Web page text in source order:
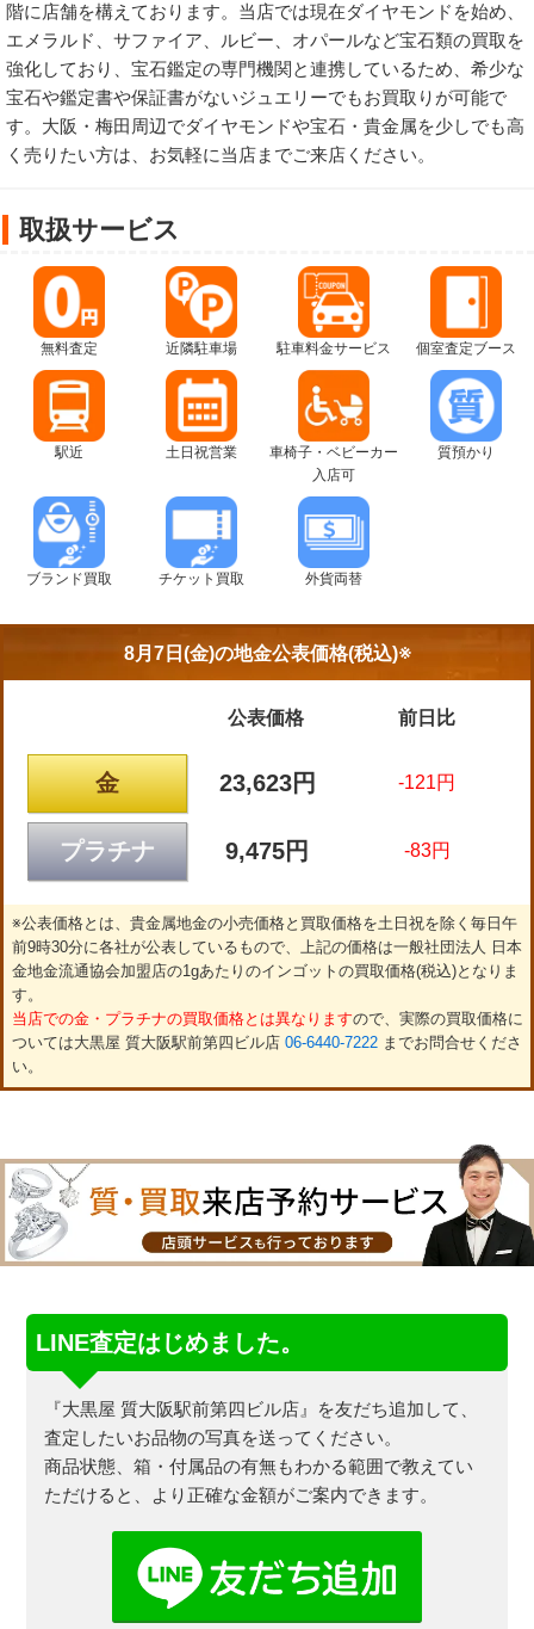
階に店舗を構えております。当店では現在ダイヤモンドを始め、
エメラルド、サファイア、ルビー、オパールなど宝石類の買取を
強化しており、宝石鑑定の専門機関と連携しているため、希少な
宝石や鑑定書や保証書がないジュエリーでもお買取りが可能で
す。大阪・梅田周辺でダイヤモンドや宝石・貴金属を少しでも高
く売りたい方は、お気軽に当店までご来店ください。
取扱サービス
無料査定 近隣駐車場 駐車料金サービス 個室査定ブース
駅近 土日祝営業
車椅子・ベビーカー
入店可
質預かり
ブランド買取 チケット買取 外貨両替
8月7日(金)の地金公表価格(税込)※
公表価格 前日比
金 23,623円 -121円
プラチナ 9,475円 -83円
※公表価格とは、貴金属地金の小売価格と買取価格を土日祝を除く毎日午
前9時30分に各社が公表しているもので、上記の価格は一般社団法人 日本
金地金流通協会加盟店の1gあたりのインゴットの買取価格(税込)となりま
す。
当店での金・プラチナの買取価格とは異なりますので、実際の買取価格に
ついては大黒屋 質大阪駅前第四ビル店 06-6440-7222までお問合せくださ
い。
LINE査定はじめました。
『大黒屋 質大阪駅前第四ビル店』を友だち追加して、
査定したいお品物の写真を送ってください。
商品状態、箱・付属品の有無もわかる範囲で教えてい
ただけると、より正確な金額がご案内できます。